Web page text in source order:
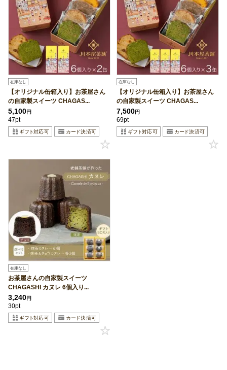
在庫なし
【オリジナル缶箱入り】お茶屋さん
の自家製スイーツ CHAGAS...
5,100円
47pt
在庫なし
【オリジナル缶箱入り】お茶屋さん
の自家製スイーツ CHAGAS...
7,500円
69pt
在庫なし
お茶屋さんの自家製スイーツ
CHAGASHI カヌレ 6個入り...
3,240円
30pt